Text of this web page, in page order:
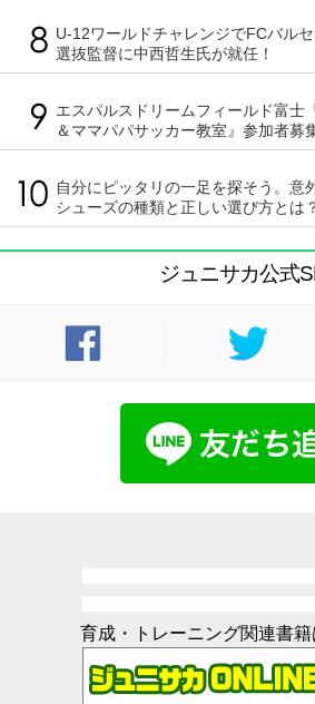
U-12ワールドチャレンジでFCバル
選抜監督に中西哲生氏が就任！
エスパルスドリームフィールド富士
＆ママパパサッカー教室』参加者募
自分にピッタリの一足を探そう。意
シューズの種類と正しい選び方とは
ジュニサカ公式
育成・トレーニング関連書